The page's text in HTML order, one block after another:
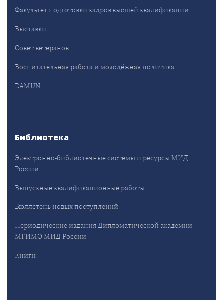
Факультет подготовки кадров высшей квалификации
Выставки
Совет ветеранов
Воспитательная работа и молодёжная политика
DAMUN
Библиотека
Электронно-библиотечные системы и ресурсы МИД
России
Выпускные квалификационные работы
Бюллетень новых поступлений
Периодические издания Дипломатической академии
МГИМО МИД России
Книги